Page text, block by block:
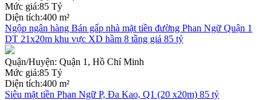
Mức giá:85 Tỷ
Diện tích:400 m²
Ngộp ngân hàng Bán gấp nhà mặt tiền đường Phan Ngữ Quận 1
DT 21x20m khu vực XD hầm 8 tầng giá 85 tỷ
Quận/Huyện: Quận 1, Hồ Chí Minh
Mức giá:85 Tỷ
Diện tích:400 m²
Siêu mặt tiền Phan Ngữ P, Đa Kao, Q1 (20 x20m) 85 tỷ